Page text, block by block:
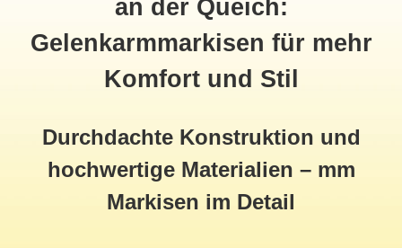
an der Queich:
Gelenkarmmarkisen für mehr
Komfort und Stil
Durchdachte Konstruktion und
hochwertige Materialien – mm
Markisen im Detail